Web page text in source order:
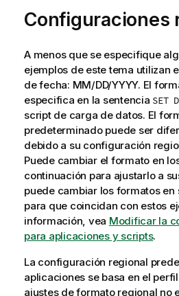
Configuraciones
A menos que se especifique
ejemplos de este tema utilizan
de fecha: MM/DD/YYYY. El
especifica en la sentencia SET
script de carga de datos. El
predeterminado puede ser
debido a su configuración
Puede cambiar el formato en
continuación para ajustarlo a
puede cambiar los formatos en
para que coincidan con estos
información, vea Modificar la
para aplicaciones y scripts.
La configuración regional
aplicaciones se basa en el
ajustes de formato regional no